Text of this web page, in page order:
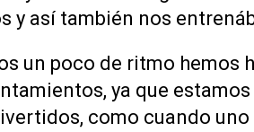
y así también nos
un poco de ritmo hemos
ya que
como cuando